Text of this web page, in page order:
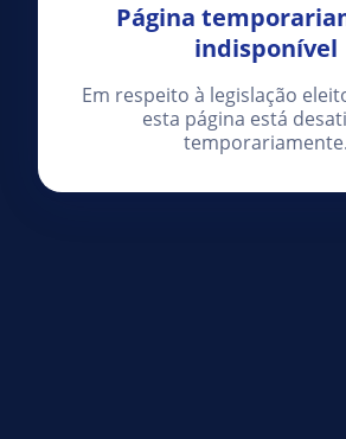
Página
indisponível
Em respeito à legislação
esta página está
temporariamente.